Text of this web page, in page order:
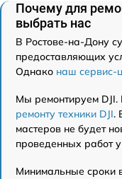
Почему для
выбрать нас
В Ростове-на-Дону
предоставляющих
Однако наш сервис-
Мы ремонтируем
ремонту техники DJI.
мастеров не будет
проведенных работ
Минимальные сроки